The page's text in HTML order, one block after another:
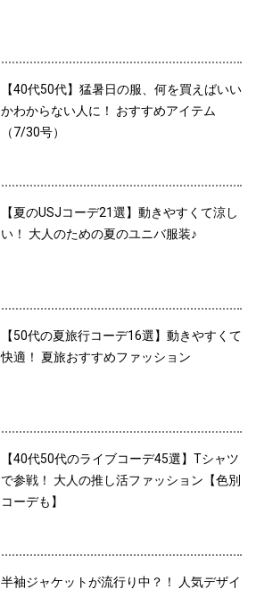
【40代50代】猛暑日の服、何を買えばいい
かわからない人に！ おすすめアイテム
（7/30号）
【夏のUSJコーデ21選】動きやすくて涼し
い！ 大人のための夏のユニバ服装♪
【50代の夏旅行コーデ16選】動きやすくて
快適！ 夏旅おすすめファッション
【40代50代のライブコーデ45選】Tシャツ
で参戦！ 大人の推し活ファッション【色別
コーデも】
半袖ジャケットが流行り中？！ 人気デザイ